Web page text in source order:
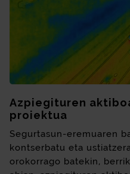
Azpiegituren
proiektua
Segurtasun-eremuaren
kontserbatu eta
orokorrago batekin,